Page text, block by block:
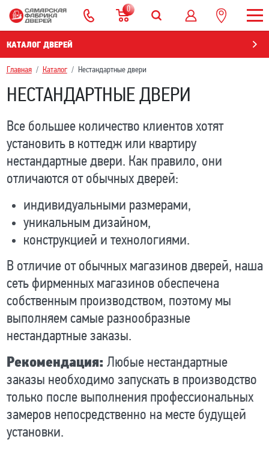
0
КАТАЛОГ ДВЕРЕЙ
Главная Каталог Нестандартные двери
НЕСТАНДАРТНЫЕ ДВЕРИ
Все большее количество клиентов хотят
установить в коттедж или квартиру
нестандартные двери. Как правило, они
отличаются от обычных дверей:
индивидуальными размерами,
уникальным дизайном,
конструкцией и технологиями.
В отличие от обычных магазинов дверей, наша
сеть фирменных магазинов обеспечена
собственным производством, поэтому мы
выполняем самые разнообразные
нестандартные заказы.
Рекомендация: Любые нестандартные
заказы необходимо запускать в производство
только после выполнения профессиональных
замеров непосредственно на месте будущей
установки.